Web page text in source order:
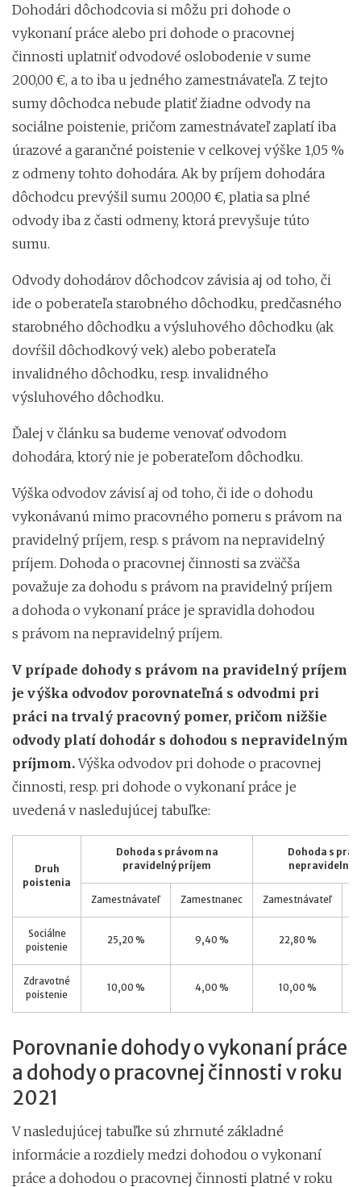
Dohodári dôchodcovia si môžu pri dohode o
vykonaní práce alebo pri dohode o pracovnej
činnosti uplatniť odvodové oslobodenie v sume
200,00 €, a to iba u jedného zamestnávateľa. Z tejto
sumy dôchodca nebude platiť žiadne odvody na
sociálne poistenie, pričom zamestnávateľ zaplatí iba
úrazové a garančné poistenie v celkovej výške 1,05 %
z odmeny tohto dohodára. Ak by príjem dohodára
dôchodcu prevýšil sumu 200,00 €, platia sa plné
odvody iba z časti odmeny, ktorá prevyšuje túto
sumu.
Odvody dohodárov dôchodcov závisia aj od toho, či
ide o poberateľa starobného dôchodku, predčasného
starobného dôchodku a výsluhového dôchodku (ak
dovŕšil dôchodkový vek) alebo poberateľa
invalidného dôchodku, resp. invalidného
výsluhového dôchodku.
Ďalej v článku sa budeme venovať odvodom
dohodára, ktorý nie je poberateľom dôchodku.
Výška odvodov závisí aj od toho, či ide o dohodu
vykonávanú mimo pracovného pomeru s právom na
pravidelný príjem, resp. s právom na nepravidelný
príjem. Dohoda o pracovnej činnosti sa zväčša
považuje za dohodu s právom na pravidelný príjem
a dohoda o vykonaní práce je spravidla dohodou
s právom na nepravidelný príjem.
V prípade dohody s právom na pravidelný príjem
je výška odvodov porovnateľná s odvodmi pri
práci na trvalý pracovný pomer, pričom nižšie
odvody platí dohodár s dohodou s nepravidelným
príjmom.Výška odvodov pri dohode o pracovnej
činnosti, resp. pri dohode o vykonaní práce je
uvedená v nasledujúcej tabuľke:
Druh
poistenia
Dohoda s právom na
pravidelný príjem
Dohoda s
nepravidelný
Zamestnávateľ Zamestnanec Zamestnávateľ
Sociálne
poistenie
25,20 % 9,40 % 22,80 %
Zdravotné
poistenie
10,00 % 4,00 % 10,00 %
Porovnanie dohody o vykonaní práce
a dohody o pracovnej činnosti v roku
2021
V nasledujúcej tabuľke sú zhrnuté základné
informácie a rozdiely medzi dohodou o vykonaní
práce a dohodou o pracovnej činnosti platné v roku